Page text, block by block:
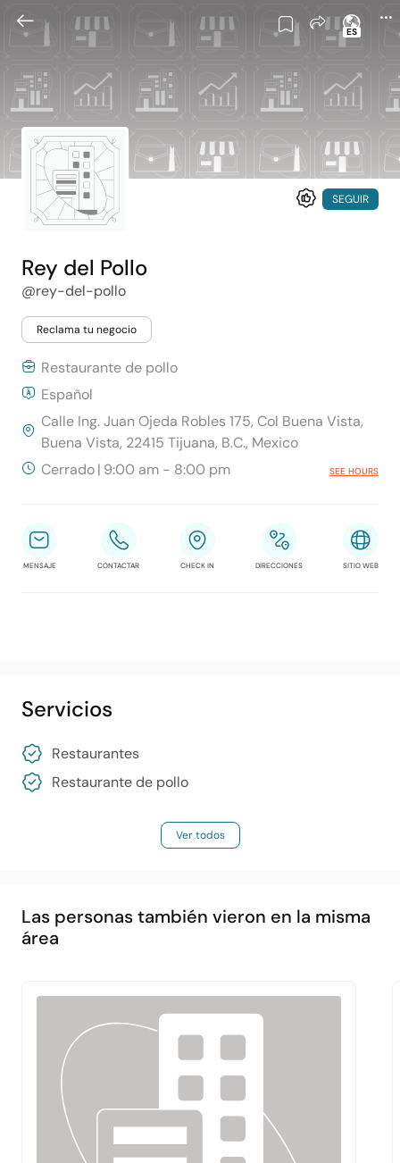
ES
SEGUIR
Rey del Pollo
@rey-del-pollo
Reclama tu negocio
Restaurante de pollo
Español
Calle Ing. Juan Ojeda Robles 175, Col Buena Vista,
Buena Vista, 22415 Tijuana, B.C., Mexico
Cerrado| 9:00 am - 8:00 pm SEE HOURS
MENSAJE CONTACTAR CHECK IN DIRECCIONES SITIO WEB
Servicios
Restaurantes
Restaurante de pollo
Ver todos
Las personas también vieron en la misma
área